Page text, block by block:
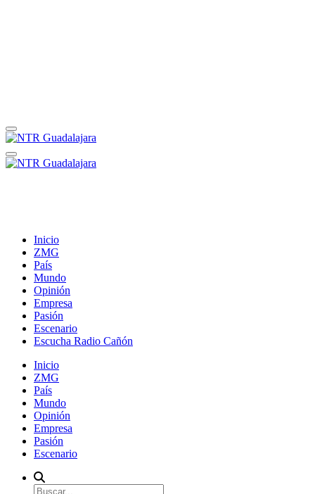
Inicio
ZMG
País
Mundo
Opinión
Empresa
Pasión
Escenario
Escucha Radio Cañón
Inicio
ZMG
País
Mundo
Opinión
Empresa
Pasión
Escenario